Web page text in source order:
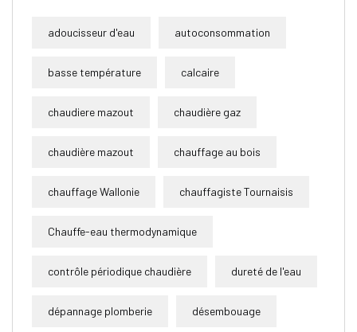
adoucisseur d'eau autoconsommation
basse température calcaire
chaudiere mazout chaudière gaz
chaudière mazout chauffage au bois
chauffage Wallonie chauffagiste Tournaisis
Chauffe-eau thermodynamique
contrôle périodique chaudière dureté de l'eau
dépannage plomberie désembouage